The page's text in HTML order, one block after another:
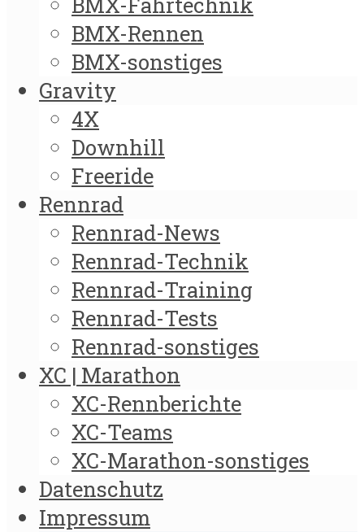
BMX-Rennen
BMX-sonstiges
Gravity
4X
Downhill
Freeride
Rennrad
Rennrad-News
Rennrad-Technik
Rennrad-Training
Rennrad-Tests
Rennrad-sonstiges
XC | Marathon
XC-Rennberichte
XC-Teams
XC-Marathon-sonstiges
Datenschutz
Impressum